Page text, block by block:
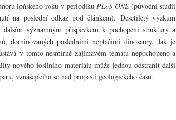
loňského roku v periodiku PLoS ONE (původní studii
na poslední odkaz pod článkem). Desetiletý výzkum
významným příspěvkem k pochopení struktury a
dominovaných posledními neptačími dinosaury. Jak je
v tomto nesmírně zajímavém tématu nepochopeno a
nového fosilního materiálu může jednou odstranit další
vznášejícího se nad propastí geologického času.